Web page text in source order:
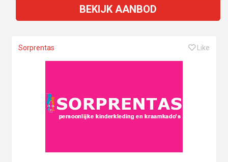
BEKIJK AANBOD
Sorprentas Like